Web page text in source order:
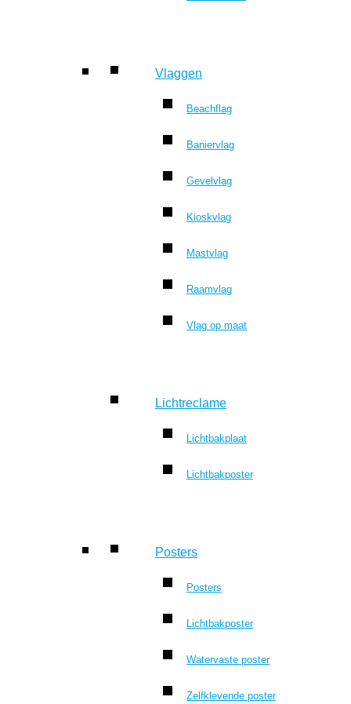
Vlaggen
Beachflag
Baniervlag
Gevelvlag
Kioskvlag
Mastvlag
Raamvlag
Vlag op maat
Lichtreclame
Lichtbakplaat
Lichtbakposter
Posters
Posters
Lichtbakposter
Watervaste poster
Zelfklevende poster